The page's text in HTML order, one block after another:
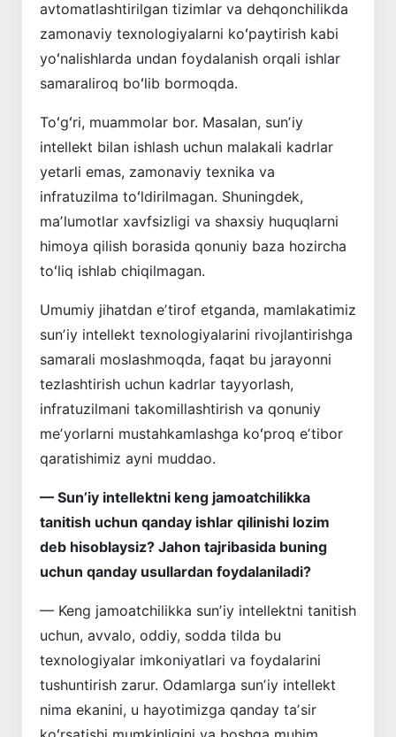
avtomatlashtirilgan tizimlar va dehqonchilikda
zamonaviy texnologiyalarni koʻpaytirish kabi
yoʻnalishlarda undan foydalanish orqali ishlar
samaraliroq boʻlib bormoqda.
Toʻgʻri, muammolar bor. Masalan, sunʼiy
intellekt bilan ishlash uchun malakali kadrlar
yetarli emas, zamonaviy texnika va
infratuzilma toʻldirilmagan. Shuningdek,
maʼlumotlar xavfsizligi va shaxsiy huquqlarni
himoya qilish borasida qonuniy baza hozircha
toʻliq ishlab chiqilmagan.
Umumiy jihatdan eʼtirof etganda, mamlakatimiz
sunʼiy intellekt texnologiyalarini rivojlantirishga
samarali moslashmoqda, faqat bu jarayonni
tezlashtirish uchun kadrlar tayyorlash,
infratuzilmani takomillashtirish va qonuniy
meʼyorlarni mustahkamlashga koʻproq eʼtibor
qaratishimiz ayni muddao.
— Sunʼiy intellektni keng jamoat­chilikka
tanitish uchun qanday ishlar qilinishi lozim
deb hisoblaysiz? Jahon tajribasida buning
uchun qanday usullardan foydalaniladi?
— Keng jamoatchilikka sunʼiy intellektni tanitish
uchun, avvalo, oddiy, sodda tilda bu
texnologiyalar imkoniyatlari va foydalarini
tushuntirish zarur. Odamlarga sunʼiy intellekt
nima ekanini, u hayotimizga qanday taʼsir